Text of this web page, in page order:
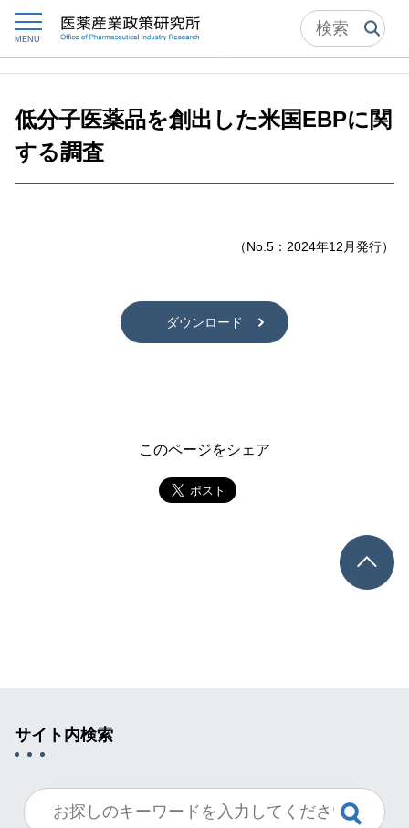
MENU
トップ ポジションペーパー
低分子医薬品を創出した米国EBPに関
する調査
（No.5：2024年12月発行）
ダウンロード
このページをシェア
TOP
サイト内検索